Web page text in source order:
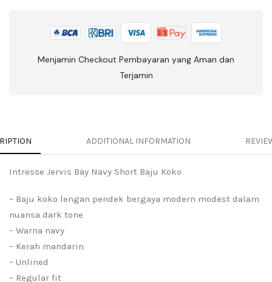
Menjamin Checkout Pembayaran yang Aman dan
Terjamin
ADDITIONAL INFORMATION
Intresse Jervis Bay Navy Short Baju Koko
– Baju koko lengan pendek bergaya modern modest dalam
nuansa dark tone
– Warna navy
– Kerah mandarin
– Unlined
– Regular fit